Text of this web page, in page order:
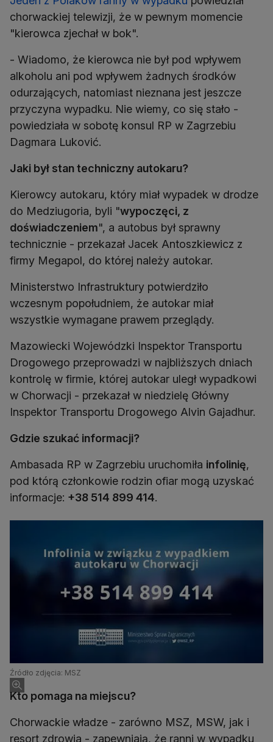
chorwackiej telewizji, że w pewnym momencie
"kierowca zjechał w bok".
- Wiadomo, że kierowca nie był pod wpływem
alkoholu ani pod wpływem żadnych środków
odurzających, natomiast nieznana jest jeszcze
przyczyna wypadku. Nie wiemy, co się stało -
powiedziała w sobotę konsul RP w Zagrzebiu
Dagmara Luković.
Jaki był stan techniczny autokaru?
Kierowcy autokaru, który miał wypadek w drodze
do Medziugoria, byli "wypoczęci, z
doświadczeniem", a autobus był sprawny
technicznie - przekazał Jacek Antoszkiewicz z
firmy Megapol, do której należy autokar.
Ministerstwo Infrastruktury potwierdziło
wczesnym popołudniem, że autokar miał
wszystkie wymagane prawem przeglądy.
Mazowiecki Wojewódzki Inspektor Transportu
Drogowego przeprowadzi w najbliższych dniach
kontrolę w firmie, której autokar uległ wypadkowi
w Chorwacji - przekazał w niedzielę Główny
Inspektor Transportu Drogowego Alvin Gajadhur.
Gdzie szukać informacji?
Ambasada RP w Zagrzebiu uruchomiła infolinię,
pod którą członkowie rodzin ofiar mogą uzyskać
informacje: +38 514 899 414.
Źródło zdjęcia: MSZ
Kto pomaga na miejscu?
Chorwackie władze - zarówno MSZ, MSW, jak i
resort zdrowia - zapewniają, że ranni w wypadku